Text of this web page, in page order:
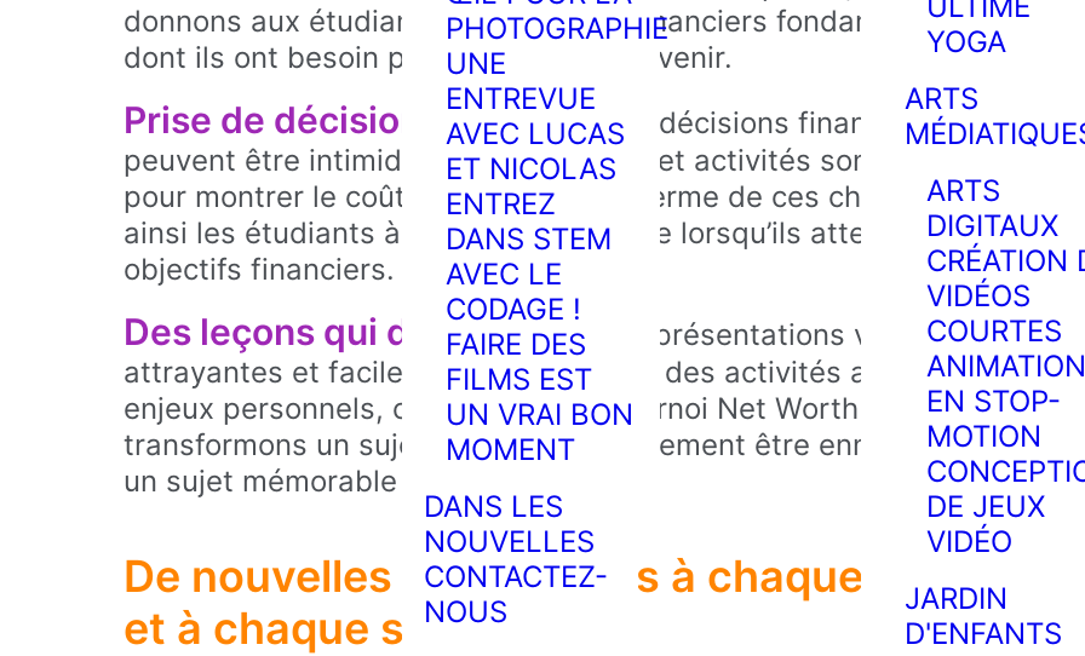
PHOTOGRAPHIE
UNE
ENTREVUE
AVEC LUCAS
ET NICOLAS
ENTREZ
DANS STEM
AVEC LE
CODAGE !
FAIRE DES
FILMS EST
UN VRAI BON
MOMENT
DANS LES
NOUVELLES
CONTACTEZ-
NOUS
YOGA
ARTS
ARTS
DIGITAUX
CRÉATION
VIDÉOS
COURTES
ANIMATION
EN STOP-
MOTION
DE JEUX
VIDÉO
JARDIN
D'ENFANTS
donnons aux étudiants les principes financiers fondamentaux
dont ils ont besoin pour planifier leur avenir.
Prise de décision habilitée.Les décisions financières
peuvent être intimidantes. Nos leçons et activités sont conçues
pour montrer le coût/bénéfice à long terme de ces choix, aidant
ainsi les étudiants à prendre le contrôle lorsqu’ils atteignent leurs
objectifs financiers.
Des leçons qui durent.Avec des présentations visuelles
attrayantes et faciles à comprendre et des activités avec des
enjeux personnels, comme notre « Tournoi Net Worth », nous
transformons un sujet qui pourrait autrement être ennuyeux en
un sujet mémorable et inspirant.
De nouvelles expériences à chaque cours
et à chaque semestre !